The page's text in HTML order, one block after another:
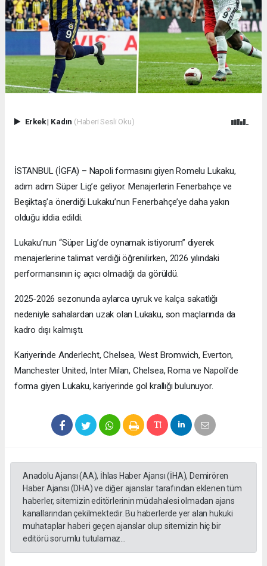
Erkek| Kadın (Haberi Sesli Oku)
İSTANBUL (İGFA) – Napoli formasını giyen Romelu Lukaku,
adım adım Süper Lig’e geliyor. Menajerlerin Fenerbahçe ve
Beşiktaş’a önerdiği Lukaku’nun Fenerbahçe’ye daha yakın
olduğu iddia edildi.
Lukaku’nun “Süper Lig’de oynamak istiyorum” diyerek
menajerlerine talimat verdiği öğrenilirken, 2026 yılındaki
performansının iç açıcı olmadığı da görüldü.
2025-2026 sezonunda aylarca uyruk ve kalça sakatlığı
nedeniyle sahalardan uzak olan Lukaku, son maçlarında da
kadro dışı kalmıştı.
Kariyerinde Anderlecht, Chelsea, West Bromwich, Everton,
Manchester United, Inter Milan, Chelsea, Roma ve Napoli’de
forma giyen Lukaku, kariyerinde gol krallığı bulunuyor.
Anadolu Ajansı (AA), İhlas Haber Ajansı (İHA), Demirören
Haber Ajansı (DHA) ve diğer ajanslar tarafından eklenen tüm
haberler, sitemizin editörlerinin müdahalesi olmadan ajans
kanallarından çekilmektedir. Bu haberlerde yer alan hukuki
muhataplar haberi geçen ajanslar olup sitemizin hiç bir
editörü sorumlu tutulamaz...